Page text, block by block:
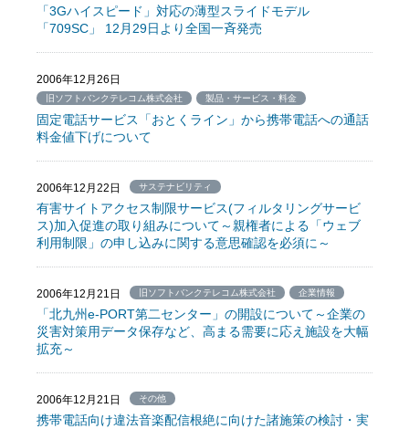
「3Gハイスピード」対応の薄型スライドモデル
「709SC」 12月29日より全国一斉発売
2006年12月26日
旧ソフトバンクテレコム株式会社 製品・サービス・料金
固定電話サービス「おとくライン」から携帯電話への通話
料金値下げについて
2006年12月22日 サステナビリティ
有害サイトアクセス制限サービス(フィルタリングサービ
ス)加入促進の取り組みについて～親権者による「ウェブ
利用制限」の申し込みに関する意思確認を必須に～
2006年12月21日 旧ソフトバンクテレコム株式会社 企業情報
「北九州e-PORT第二センター」の開設について～企業の
災害対策用データ保存など、高まる需要に応え施設を大幅
拡充～
2006年12月21日 その他
携帯電話向け違法音楽配信根絶に向けた諸施策の検討・実